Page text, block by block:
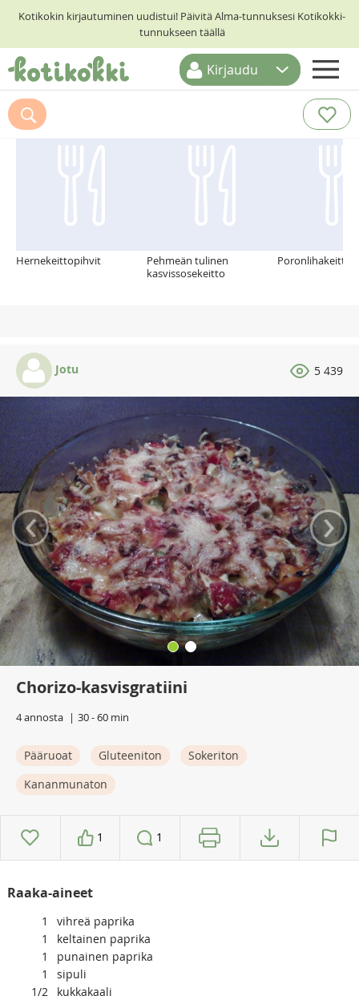
Kotikokin kirjautuminen uudistui! Päivitä Alma-tunnuksesi Kotikokki-
tunnukseen täällä
ETUSIVU
RESEPTIHAKU
Kirjaudu
Suosittelemme myös
Hernekeittopihvit
Pehmeän tulinen
kasvissosekeitto
Poronlihakeitto
Jotu 5 439
‹ ›
Chorizo-kasvisgratiini
4 annosta 30 - 60 min
Pääruoat Gluteeniton
Sokeriton
Kananmunaton
1 1
Raaka-aineet
1
vihreä paprika
1
keltainen paprika
1
punainen paprika
1
sipuli
1/2
kukkakaali